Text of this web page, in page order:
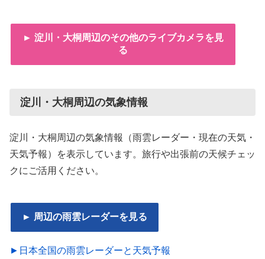
► 淀川・大桐周辺のその他のライブカメラを見
る
淀川・大桐周辺の気象情報
淀川・大桐周辺の気象情報（雨雲レーダー・現在の天気・
天気予報）を表示しています。旅行や出張前の天候チェッ
クにご活用ください。
► 周辺の雨雲レーダーを見る
►日本全国の雨雲レーダーと天気予報